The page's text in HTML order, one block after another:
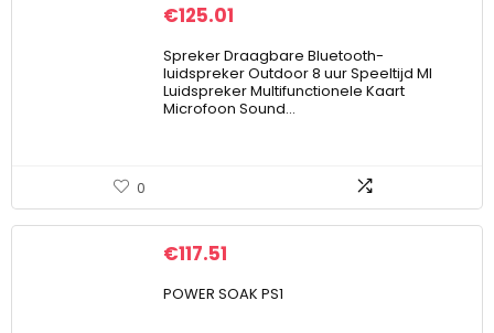
€125.01
Spreker Draagbare Bluetooth-
luidspreker Outdoor 8 uur Speeltijd MI
Luidspreker Multifunctionele Kaart
Microfoon Sound…
0
€117.51
POWER SOAK PS1